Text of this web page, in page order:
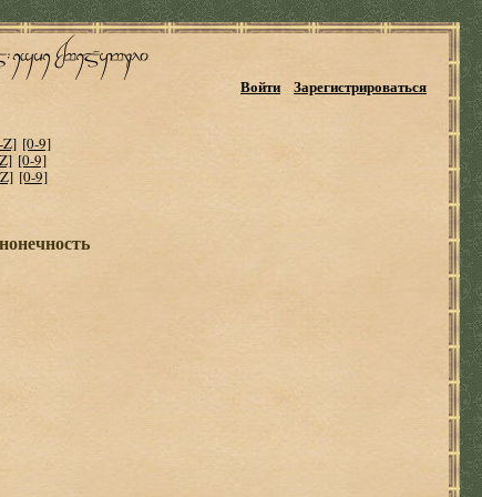
Войти Зарегистрироваться
Z] [0-9]
[0-9]
[0-9]